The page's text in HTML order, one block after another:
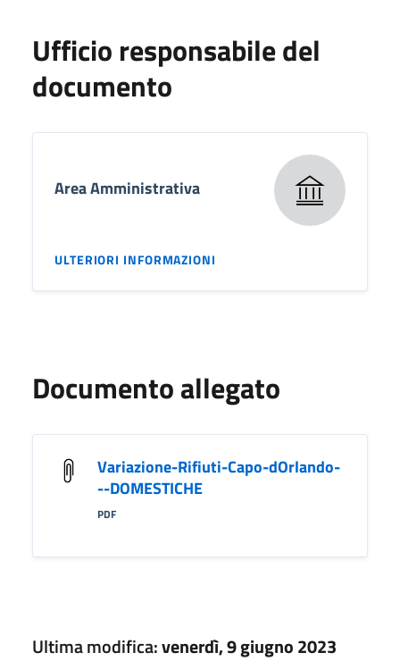
Ufficio responsabile del
documento
Area Amministrativa
ULTERIORI INFORMAZIONI
Documento allegato
Variazione-Rifiuti-Capo-dOrlando-
--DOMESTICHE
PDF
Ultima modifica:venerdì, 9 giugno 2023